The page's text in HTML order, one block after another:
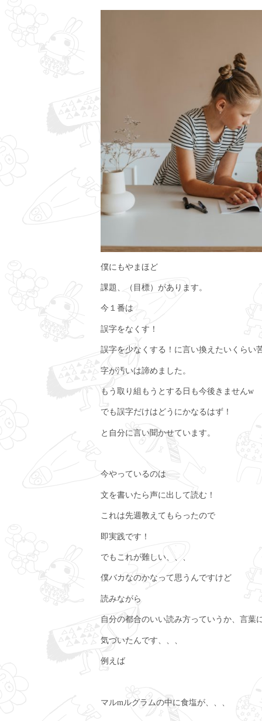
僕にもやまほど
課題、（目標）があります。
今１番は
誤字をなくす！
誤字を少なくする！に言い換えたいくらい
字が汚いは諦めました。
もう取り組もうとする日も今後きませんw
でも誤字だけはどうにかなるはず！
と自分に言い聞かせています。
今やっているのは
文を書いたら声に出して読む！
これは先週教えてもらったので
即実践です！
でもこれが難しい、、、
僕バカなのかなって思うんですけど
読みながら
自分の都合のいい読み方っていうか、言葉
気づいたんです、、、
例えば
マルmルグラムの中に食塩が、、、